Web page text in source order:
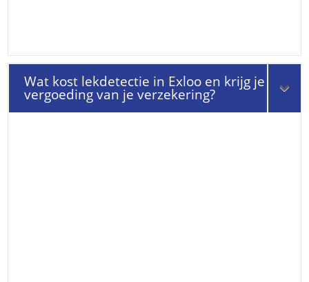
Wat kost lekdetectie in Exloo en krijg je
vergoeding van je verzekering?